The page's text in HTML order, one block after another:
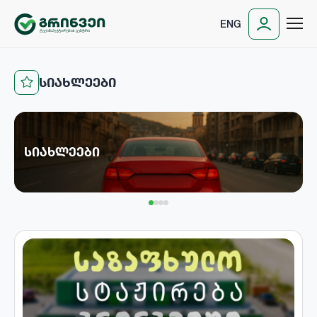
ENG
ᲡᲘᲐᲮᲚᲔᲔᲑᲘ
ᲡᲘᲐᲮᲚᲔᲔᲑᲘ